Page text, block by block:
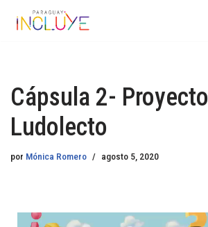
Cápsula 2- Proyecto
Ludolecto
por Mónica Romero agosto 5, 2020